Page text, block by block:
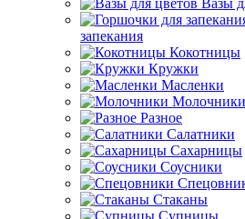
запекания
Кокотницы
Кружки
Масленки
Молочники
Разное
Салатники
Сахарницы
Соусники
Стаканы
Супницы